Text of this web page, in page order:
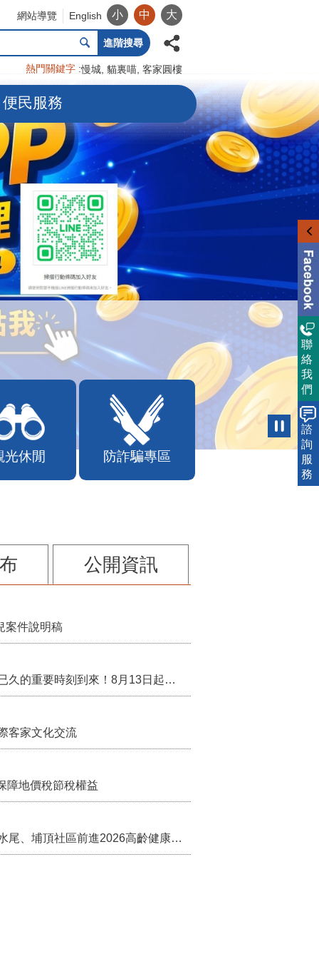
網站導覽 English 小 中 大
進階搜尋
熱門關鍵字 慢城 貓裏喵 客家圓樓
便民服務
光休閒 防詐騙專區
公開資訊
案件說明稿
行政院核定西拉雅族為平埔原住民族群 盼望已久的重要時刻到來！8月13日起受理民族成員名冊登記
客家文化交流
障地價稅節稅權益
苗栗農村綠色照顧成果登上全國舞台！ 後龍水尾、埔頂社區前進2026高齡健康產業博覽會
聯
絡
我
們
諮
詢
服
務